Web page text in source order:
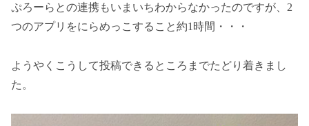
ぷろーらとの連携もいまいちわからなかったのですが、2
つのアプリをにらめっこすること約1時間・・・
ようやくこうして投稿できるところまでたどり着きまし
た。